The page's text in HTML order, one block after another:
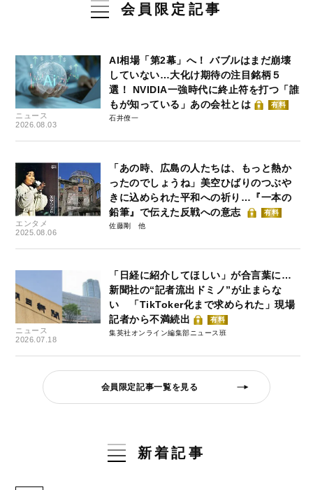
会員限定記事
ニュース
2026.08.03
AI相場「第2幕」へ！ バブルはまだ崩壊
していない…大化け期待の注目銘柄５
選！ NVIDIA一強時代に終止符を打つ「誰
もが知っている」あの会社とは
有料
石井僚一
エンタメ
2025.08.06
「あの時、広島の人たちは、もっと熱か
ったのでしょうね」美空ひばりのつぶや
きに込められた平和への祈り…『一本の
鉛筆』で伝えた反戦への意志
有料
佐藤剛
ニュース
2026.07.18
「日経に紹介してほしい」が合言葉に…
新聞社の“記者流出ドミノ”が止まらな
い 「TikToker化まで求められた」現場
記者から不満続出
有料
集英社オンライン編集部ニュース班
会員限定記事一覧を見る
新着記事